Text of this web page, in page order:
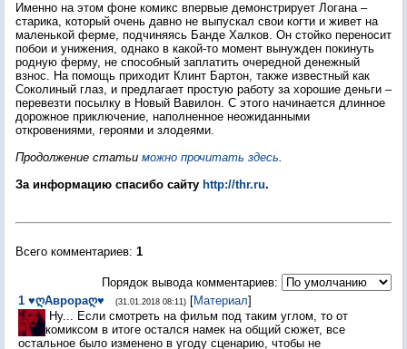
Именно на этом фоне комикс впервые демонстрирует Логана –
старика, который очень давно не выпускал свои когти и живет на
маленькой ферме, подчиняясь Банде Халков. Он стойко переносит
побои и унижения, однако в какой-то момент вынужден покинуть
родную ферму, не способный заплатить очередной денежный
взнос. На помощь приходит Клинт Бартон, также известный как
Соколиный глаз, и предлагает простую работу за хорошие деньги –
перевезти посылку в Новый Вавилон. С этого начинается длинное
дорожное приключение, наполненное неожиданными
откровениями, героями и злодеями.
Продолжение статьи можно прочитать здесь.
За информацию спасибо сайту http://thr.ru.
Всего комментариев: 1
Порядок вывода комментариев:
1 ♥ღАврораღ♥ (31.01.2018 08:11) [Материал]
Ну... Если смотреть на фильм под таким углом, то от
комиксом в итоге остался намек на общий сюжет, все
остальное было изменено в угоду сценарию, чтобы не